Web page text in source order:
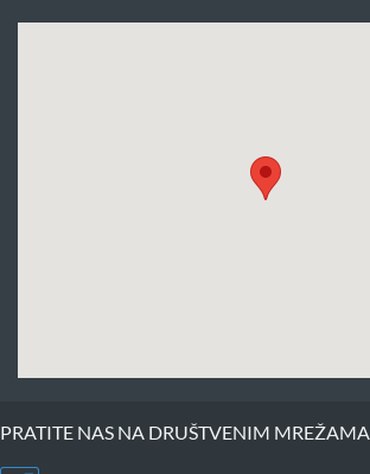
PRATITE NAS NA DRUŠTVENIM MREŽAMA